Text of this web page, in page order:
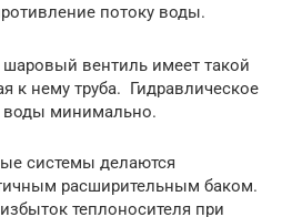
потоку воды.
вентиль имеет такой
к нему труба. Гидравлическое
воды минимально.
системы делаются
расширительным баком.
теплоносителя при